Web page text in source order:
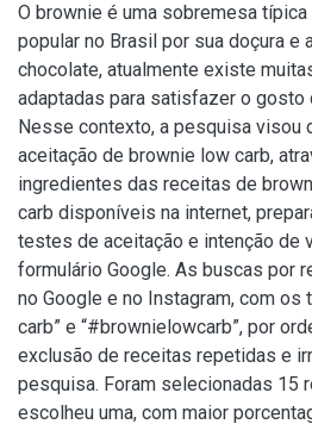
O brownie é uma sobremesa
popular no Brasil por sua doçura e
chocolate, atualmente existe
adaptadas para satisfazer o gosto
Nesse contexto, a pesquisa visou
aceitação de brownie low carb,
ingredientes das receitas de
carb disponíveis na internet,
testes de aceitação e intenção de
formulário Google. As buscas por
no Google e no Instagram, com os
carb” e “#brownielowcarb”, por
exclusão de receitas repetidas e
pesquisa. Foram selecionadas 15
escolheu uma, com maior